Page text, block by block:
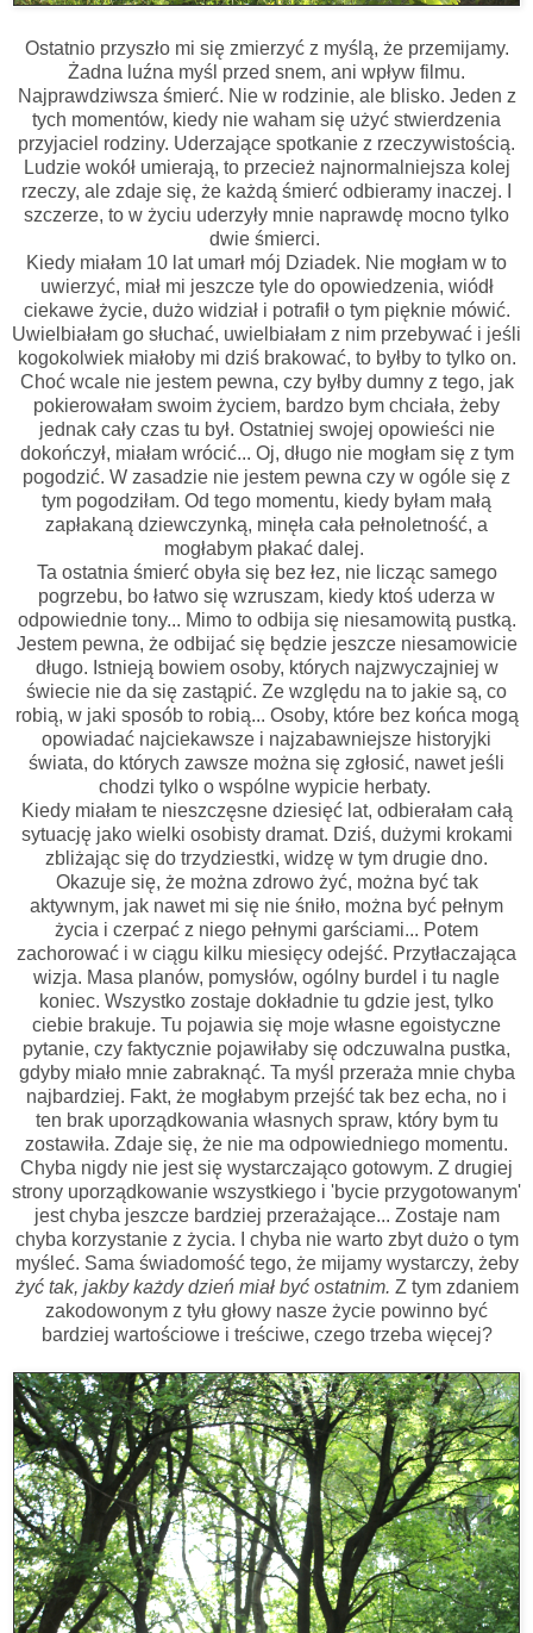
Ostatnio przyszło mi się zmierzyć z myślą, że przemijamy.
Żadna luźna myśl przed snem, ani wpływ filmu.
Najprawdziwsza śmierć. Nie w rodzinie, ale blisko. Jeden z
tych momentów, kiedy nie waham się użyć stwierdzenia
przyjaciel rodziny. Uderzające spotkanie z rzeczywistością.
Ludzie wokół umierają, to przecież najnormalniejsza kolej
rzeczy, ale zdaje się, że każdą śmierć odbieramy inaczej. I
szczerze, to w życiu uderzyły mnie naprawdę mocno tylko
dwie śmierci.
Kiedy miałam 10 lat umarł mój Dziadek. Nie mogłam w to
uwierzyć, miał mi jeszcze tyle do opowiedzenia, wiódł
ciekawe życie, dużo widział i potrafił o tym pięknie mówić.
Uwielbiałam go słuchać, uwielbiałam z nim przebywać i jeśli
kogokolwiek miałoby mi dziś brakować, to byłby to tylko on.
Choć wcale nie jestem pewna, czy byłby dumny z tego, jak
pokierowałam swoim życiem, bardzo bym chciała, żeby
jednak cały czas tu był. Ostatniej swojej opowieści nie
dokończył, miałam wrócić... Oj, długo nie mogłam się z tym
pogodzić. W zasadzie nie jestem pewna czy w ogóle się z
tym pogodziłam. Od tego momentu, kiedy byłam małą
zapłakaną dziewczynką, minęła cała pełnoletność, a
mogłabym płakać dalej.
Ta ostatnia śmierć obyła się bez łez, nie licząc samego
pogrzebu, bo łatwo się wzruszam, kiedy ktoś uderza w
odpowiednie tony... Mimo to odbija się niesamowitą pustką.
Jestem pewna, że odbijać się będzie jeszcze niesamowicie
długo. Istnieją bowiem osoby, których najzwyczajniej w
świecie nie da się zastąpić. Ze względu na to jakie są, co
robią, w jaki sposób to robią... Osoby, które bez końca mogą
opowiadać najciekawsze i najzabawniejsze historyjki
świata, do których zawsze można się zgłosić, nawet jeśli
chodzi tylko o wspólne wypicie herbaty.
Kiedy miałam te nieszczęsne dziesięć lat, odbierałam całą
sytuację jako wielki osobisty dramat. Dziś, dużymi krokami
zbliżając się do trzydziestki, widzę w tym drugie dno.
Okazuje się, że można zdrowo żyć, można być tak
aktywnym, jak nawet mi się nie śniło, można być pełnym
życia i czerpać z niego pełnymi garściami... Potem
zachorować i w ciągu kilku miesięcy odejść. Przytłaczająca
wizja. Masa planów, pomysłów, ogólny burdel i tu nagle
koniec. Wszystko zostaje dokładnie tu gdzie jest, tylko
ciebie brakuje. Tu pojawia się moje własne egoistyczne
pytanie, czy faktycznie pojawiłaby się odczuwalna pustka,
gdyby miało mnie zabraknąć. Ta myśl przeraża mnie chyba
najbardziej. Fakt, że mogłabym przejść tak bez echa, no i
ten brak uporządkowania własnych spraw, który bym tu
zostawiła. Zdaje się, że nie ma odpowiedniego momentu.
Chyba nigdy nie jest się wystarczająco gotowym. Z drugiej
strony uporządkowanie wszystkiego i 'bycie przygotowanym'
jest chyba jeszcze bardziej przerażające... Zostaje nam
chyba korzystanie z życia. I chyba nie warto zbyt dużo o tym
myśleć. Sama świadomość tego, że mijamy wystarczy, żeby
żyć tak, jakby każdy dzień miał być ostatnim. Z tym zdaniem
zakodowonym z tyłu głowy nasze życie powinno być
bardziej wartościowe i treściwe, czego trzeba więcej?